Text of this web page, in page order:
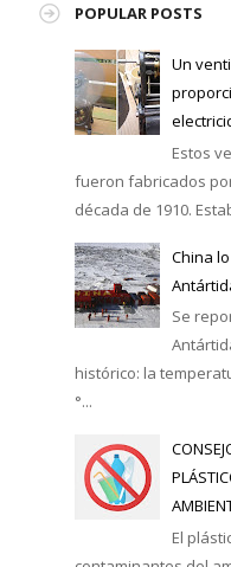
POPULAR POSTS
Un
Estos
fueron fabricados
década de 1910.
China
Se
histórico: la
°...
El